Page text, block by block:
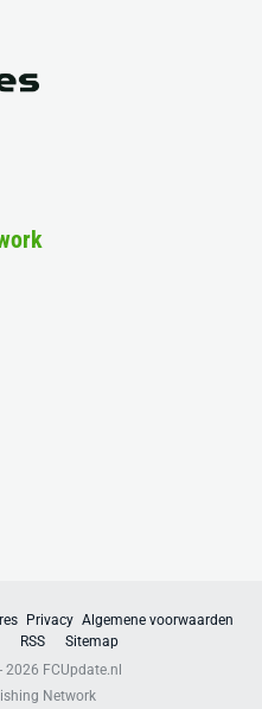
Privacy Algemene voorwaarden
RSS
Sitemap
2026 FCUpdate.nl
Network